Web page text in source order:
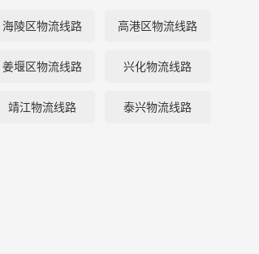
海陵区物流线路 高港区物流线路
姜堰区物流线路 兴化物流线路
靖江物流线路 泰兴物流线路